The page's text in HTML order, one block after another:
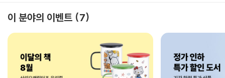
이 분야의 이벤트 7